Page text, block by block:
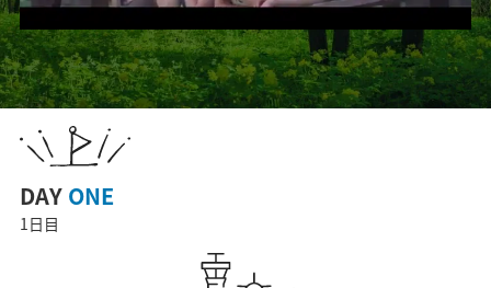
DAY ONE
1日目